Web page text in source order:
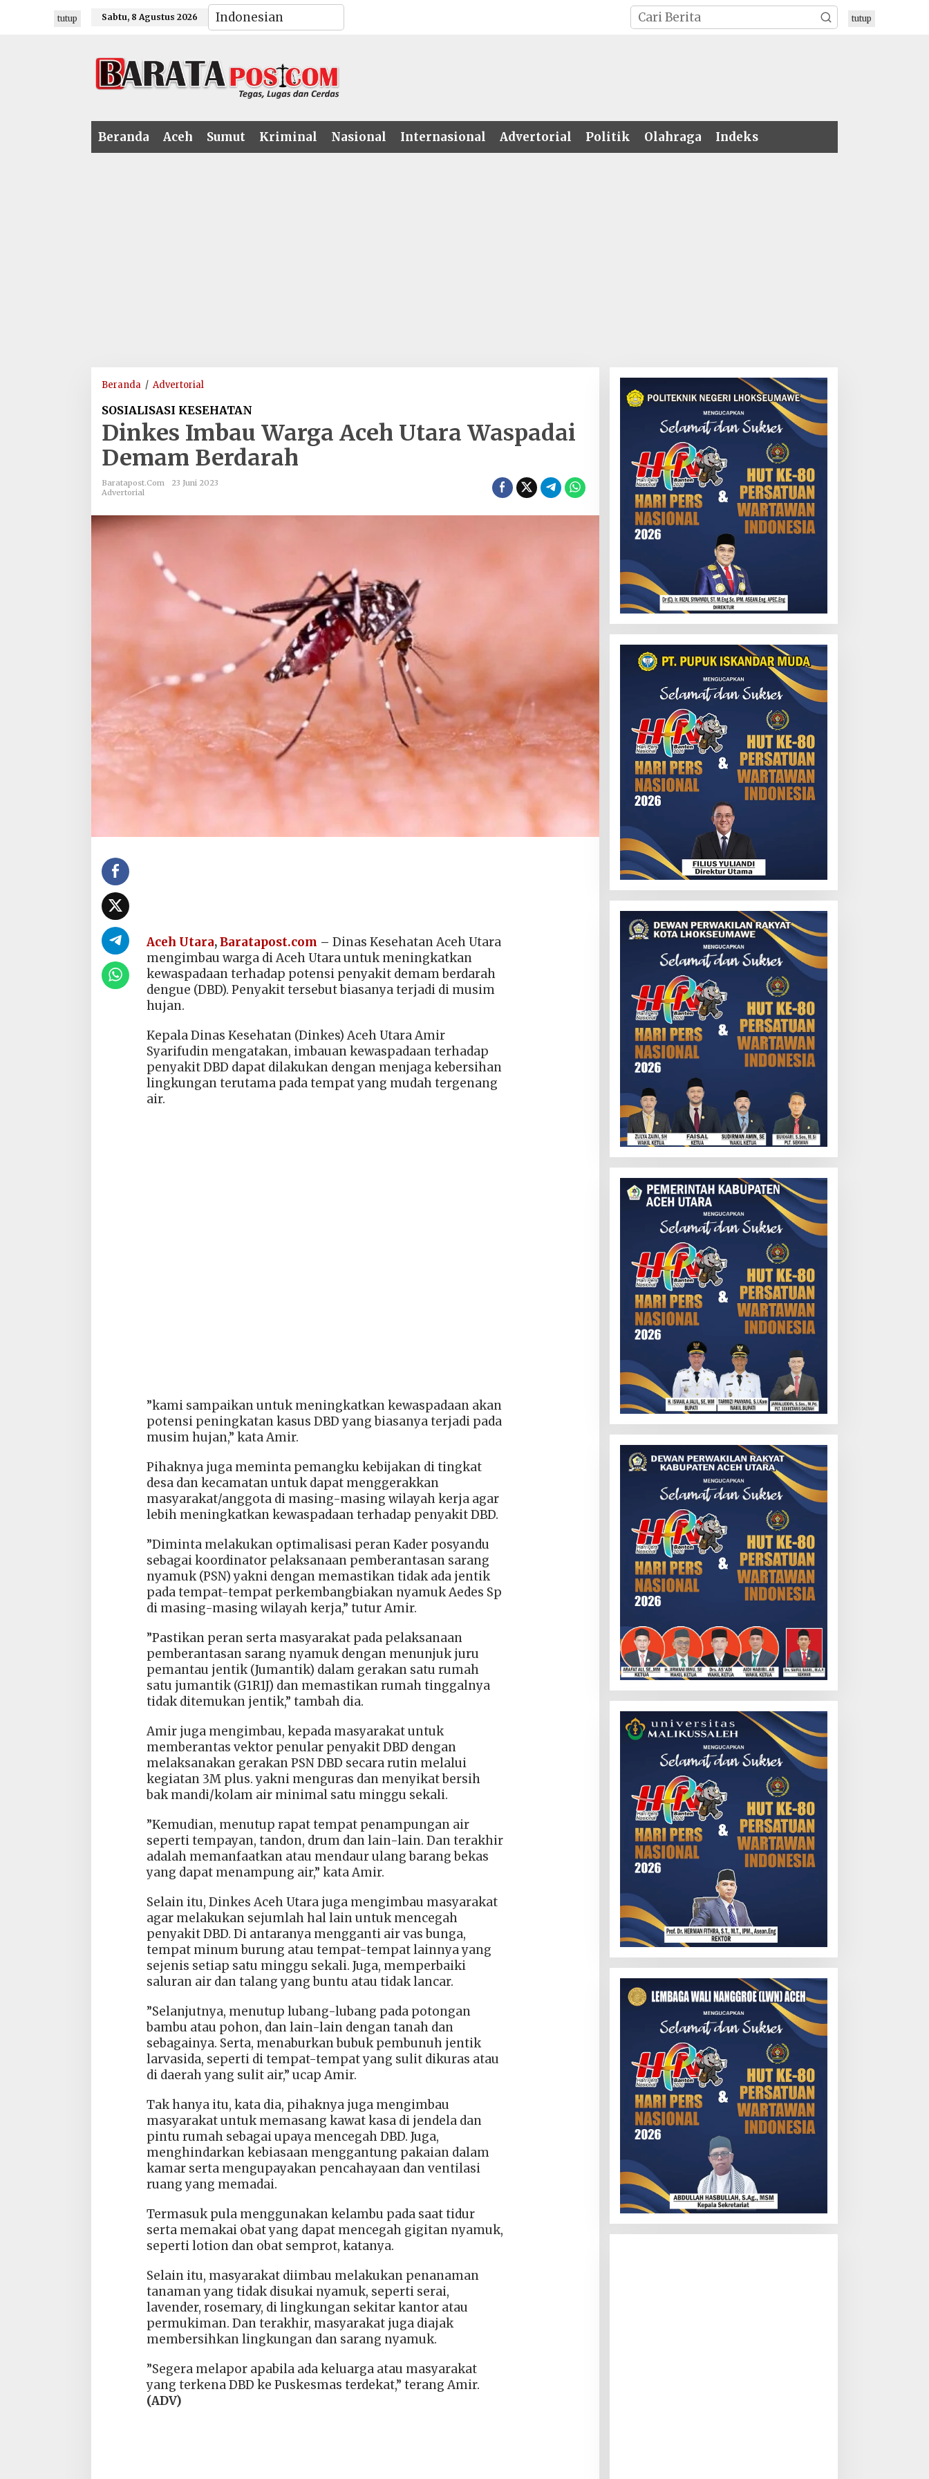
Sabtu, 8 Agustus 2026
Beranda Aceh Sumut Kriminal Nasional Internasional Advertorial Politik Olahraga Indeks
tutup tutup
Beranda / Advertorial
Warga
Aceh
Waspadai
SOSIALISASI KESEHATAN
Dinkes Imbau Warga Aceh Utara Waspadai
Demam Berdarah
Baratapost.com
23 Juni 2023
Advertorial
Aceh Utara,Baratapost.com – Dinas Kesehatan Aceh Utara
mengimbau warga di Aceh Utara untuk meningkatkan
kewaspadaan terhadap potensi penyakit demam berdarah
dengue (DBD). Penyakit tersebut biasanya terjadi di musim
hujan.
Kepala Dinas Kesehatan (Dinkes) Aceh Utara Amir
Syarifudin mengatakan, imbauan kewaspadaan terhadap
penyakit DBD dapat dilakukan dengan menjaga kebersihan
lingkungan terutama pada tempat yang mudah tergenang
air.
”kami sampaikan untuk meningkatkan kewaspadaan akan
potensi peningkatan kasus DBD yang biasanya terjadi pada
musim hujan,” kata Amir.
Pihaknya juga meminta pemangku kebijakan di tingkat
desa dan kecamatan untuk dapat menggerakkan
masyarakat/anggota di masing-masing wilayah kerja agar
lebih meningkatkan kewaspadaan terhadap penyakit DBD.
”Diminta melakukan optimalisasi peran Kader posyandu
sebagai koordinator pelaksanaan pemberantasan sarang
nyamuk (PSN) yakni dengan memastikan tidak ada jentik
pada tempat-tempat perkembangbiakan nyamuk Aedes Sp
di masing-masing wilayah kerja,” tutur Amir.
”Pastikan peran serta masyarakat pada pelaksanaan
pemberantasan sarang nyamuk dengan menunjuk juru
pemantau jentik (Jumantik) dalam gerakan satu rumah
satu jumantik (G1R1J) dan memastikan rumah tinggalnya
tidak ditemukan jentik,” tambah dia.
Amir juga mengimbau, kepada masyarakat untuk
memberantas vektor penular penyakit DBD dengan
melaksanakan gerakan PSN DBD secara rutin melalui
kegiatan 3M plus. yakni menguras dan menyikat bersih
bak mandi/kolam air minimal satu minggu sekali.
”Kemudian, menutup rapat tempat penampungan air
seperti tempayan, tandon, drum dan lain-lain. Dan terakhir
adalah memanfaatkan atau mendaur ulang barang bekas
yang dapat menampung air,” kata Amir.
Selain itu, Dinkes Aceh Utara juga mengimbau masyarakat
agar melakukan sejumlah hal lain untuk mencegah
penyakit DBD. Di antaranya mengganti air vas bunga,
tempat minum burung atau tempat-tempat lainnya yang
sejenis setiap satu minggu sekali. Juga, memperbaiki
saluran air dan talang yang buntu atau tidak lancar.
”Selanjutnya, menutup lubang-lubang pada potongan
bambu atau pohon, dan lain-lain dengan tanah dan
sebagainya. Serta, menaburkan bubuk pembunuh jentik
larvasida, seperti di tempat-tempat yang sulit dikuras atau
di daerah yang sulit air,” ucap Amir.
Tak hanya itu, kata dia, pihaknya juga mengimbau
masyarakat untuk memasang kawat kasa di jendela dan
pintu rumah sebagai upaya mencegah DBD. Juga,
menghindarkan kebiasaan menggantung pakaian dalam
kamar serta mengupayakan pencahayaan dan ventilasi
ruang yang memadai.
Termasuk pula menggunakan kelambu pada saat tidur
serta memakai obat yang dapat mencegah gigitan nyamuk,
seperti lotion dan obat semprot, katanya.
Selain itu, masyarakat diimbau melakukan penanaman
tanaman yang tidak disukai nyamuk, seperti serai,
lavender, rosemary, di lingkungan sekitar kantor atau
permukiman. Dan terakhir, masyarakat juga diajak
membersihkan lingkungan dan sarang nyamuk.
”Segera melapor apabila ada keluarga atau masyarakat
yang terkena DBD ke Puskesmas terdekat,” terang Amir.
(ADV)